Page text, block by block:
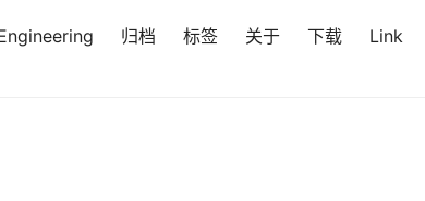
归档 标签 关于 下载
Link